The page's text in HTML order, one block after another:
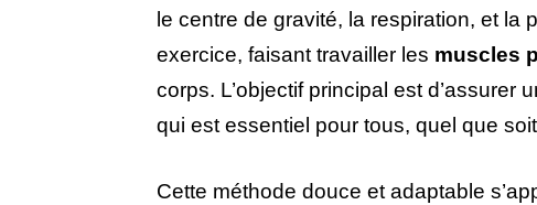
le centre de gravité, la respiration, et la
exercice, faisant travailler les muscles
corps. L’objectif principal est
qui est essentiel pour tous, quel que
Cette méthode douce et adaptable